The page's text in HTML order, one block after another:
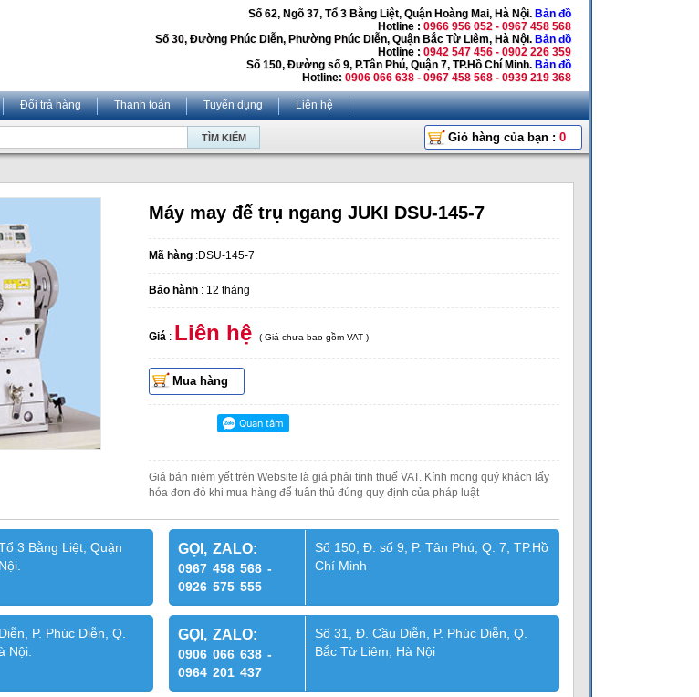
Số 62, Ngõ 37, Tổ 3 Bằng Liệt, Quận Hoàng Mai, Hà Nội. Bản đồ
Hotline : 0966 956 052 - 0967 458 568
Số 30, Đường Phúc Diễn, Phường Phúc Diễn, Quận Bắc Từ Liêm, Hà Nội. Bản đồ
Hotline : 0942 547 456 - 0902 226 359
Số 150, Đường số 9, P.Tân Phú, Quận 7, TP.Hồ Chí Minh. Bản đồ
Hotline: 0906 066 638 - 0967 458 568 - 0939 219 368
Đổi trả hàng Thanh toán Tuyển dụng Liên hệ
Giỏ hàng của bạn : 0
Máy may đế trụ ngang JUKI DSU-145-7
Mã hàng :DSU-145-7
Bảo hành : 12 tháng
Giá : Liên hệ ( Giá chưa bao gồm VAT )
Mua hàng
Giá bán niêm yết trên Website là giá phải tính thuế VAT. Kính mong quý khách lấy
hóa đơn đỏ khi mua hàng để tuân thủ đúng quy định của pháp luật
3 Bằng Liệt, Quận
GỌI, ZALO:
0967 458 568 -
0926 575 555
Số 150, Đ. số 9, P. Tân Phú, Q. 7, TP.Hồ
Chí Minh
P. Phúc Diễn, Q.
Nội.
GỌI, ZALO:
0906 066 638 -
0964 201 437
Số 31, Đ. Cầu Diễn, P. Phúc Diễn, Q.
Bắc Từ Liêm, Hà Nội